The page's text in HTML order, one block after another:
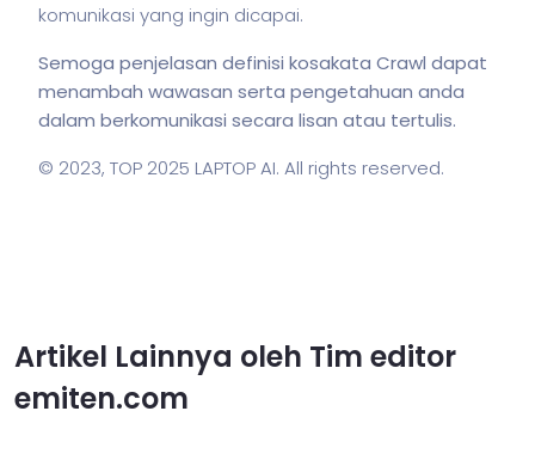
komunikasi yang ingin dicapai.
Semoga penjelasan definisi kosakata Crawl dapat
menambah wawasan serta pengetahuan anda
dalam berkomunikasi secara lisan atau tertulis.
© 2023, TOP 2025 LAPTOP AI. All rights reserved.
Artikel Lainnya oleh Tim editor
emiten.com